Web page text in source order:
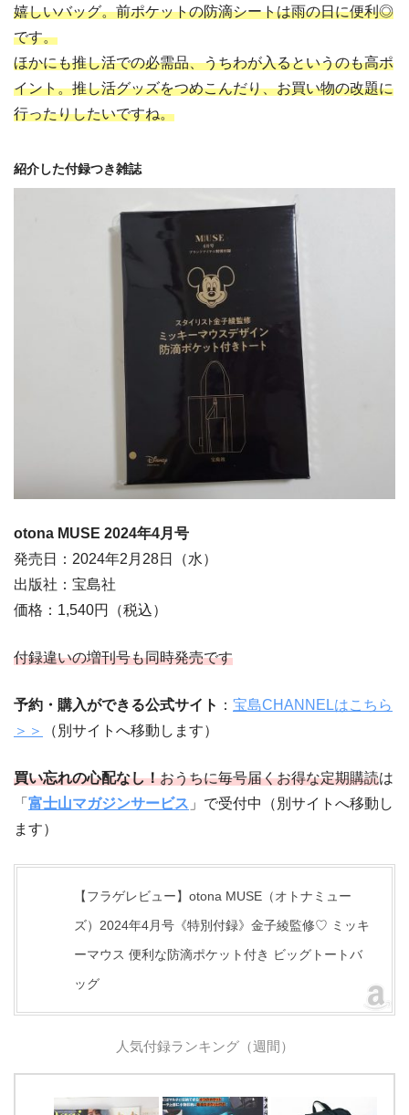
嬉しいバッグ。前ポケットの防滴シートは雨の日に便利◎
です。
ほかにも推し活での必需品、うちわが入るというのも高ポ
イント。推し活グッズをつめこんだり、お買い物の改題に
行ったりしたいですね。
紹介した付録つき雑誌
otona MUSE 2024年4月号
発売日：2024年2月28日（水）
出版社：宝島社
価格：1,540円（税込）
付録違いの増刊号も同時発売です
予約・購入ができる公式サイト ： 宝島CHANNELはこちら
＞＞
（別サイトへ移動します）
買い忘れの心配なし！おうちに毎号届くお得な定期購読は
「 富士山マガジンサービス 」で受付中（別サイトへ移動し
ます）
【フラゲレビュー】otona MUSE（オトナミュー
ズ）2024年4月号《特別付録》金子綾監修♡ ミッキ
ーマウス 便利な防滴ポケット付き ビッグトートバ
ッグ
人気付録ランキング（週間）